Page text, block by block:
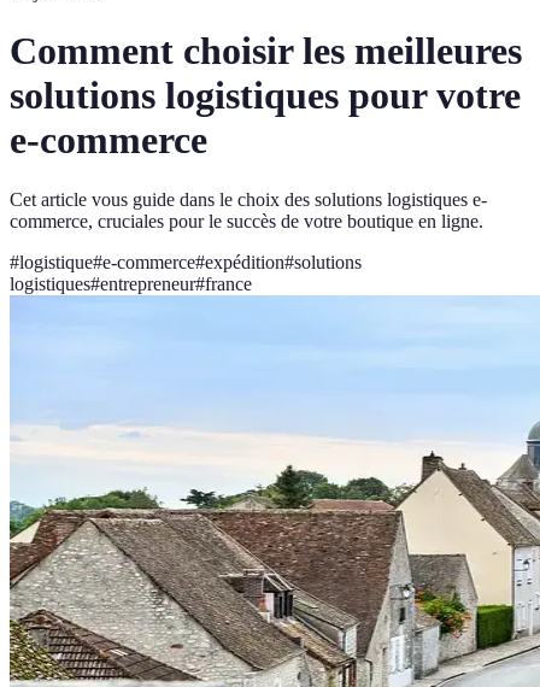
Comment choisir les meilleures
solutions logistiques pour votre
e-commerce
Cet article vous guide dans le choix des solutions logistiques e-
commerce, cruciales pour le succès de votre boutique en ligne.
#logistique#e-commerce#expédition#solutions
logistiques#entrepreneur#france